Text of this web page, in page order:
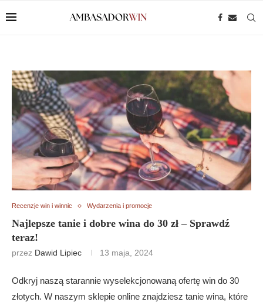
Recenzje win i winnic Wydarzenia i promocje
Najlepsze tanie i dobre wina do 30 zł – Sprawdź
teraz!
przez Dawid Lipiec 13 maja, 2024
Odkryj naszą starannie wyselekcjonowaną ofertę win do 30
złotych. W naszym sklepie online znajdziesz tanie wina, które